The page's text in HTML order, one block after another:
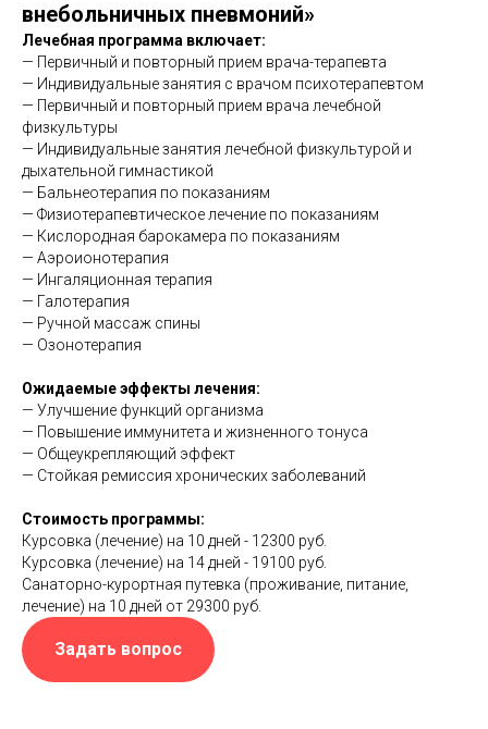
внебольничных пневмоний»
Лечебная программа включает:
— Первичный и повторный прием врача-терапевта
— Индивидуальные занятия с врачом психотерапевтом
— Первичный и повторный прием врача лечебной
физкультуры
— Индивидуальные занятия лечебной физкультурой и
дыхательной гимнастикой
— Бальнеотерапия по показаниям
— Физиотерапевтическое лечение по показаниям
— Кислородная барокамера по показаниям
— Аэроионотерапия
— Ингаляционная терапия
— Галотерапия
— Ручной массаж спины
— Озонотерапия
Ожидаемые эффекты лечения:
— Улучшение функций организма
— Повышение иммунитета и жизненного тонуса
— Общеукрепляющий эффект
— Стойкая ремиссия хронических заболеваний
Стоимость программы:
Курсовка (лечение) на 10 дней - 12300 руб.
Курсовка (лечение) на 14 дней - 19100 руб.
Санаторно-курортная путевка (проживание, питание,
лечение) на 10 дней от 29300 руб.
Задать вопрос